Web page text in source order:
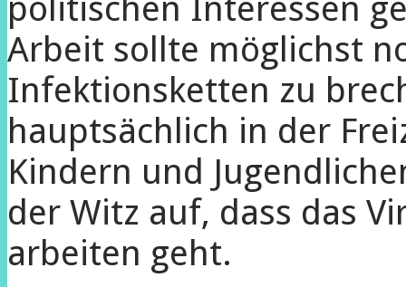
politischen Interessen
Arbeit sollte möglichst
Infektionsketten zu
hauptsächlich in der
Kindern und
der Witz auf, dass das
arbeiten geht.